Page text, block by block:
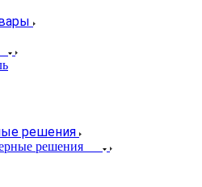
решения
решения